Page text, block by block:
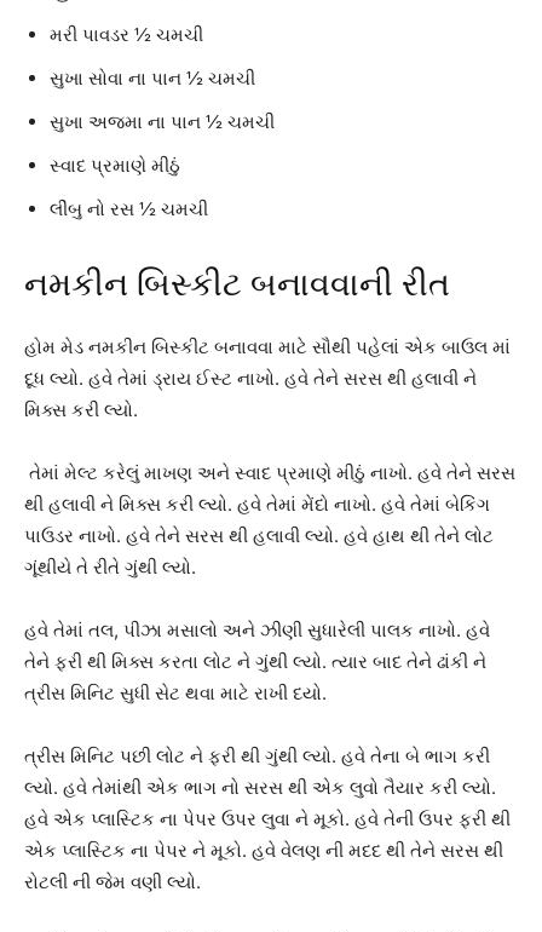
મરી પાવડર ½ ચમચી
સુખા સોવા ના પાન ½ ચમચી
સુખા અજમા ના પાન ½ ચમચી
સ્વાદ પ્રમાણે મીઠું
લીંબુ નો રસ ½ ચમચી
નમકીન બિસ્કીટ બનાવવાની રીત
હોમ મેડ નમકીન બિસ્કીટ બનાવવા માટે સૌથી પહેલાં એક બાઉલ માં
દૂધ લ્યો. હવે તેમાં ડ્રાય ઈસ્ટ નાખો. હવે તેને સરસ થી હલાવી ને
મિક્સ કરી લ્યો.
તેમાં મેલ્ટ કરેલું માખણ અને સ્વાદ પ્રમાણે મીઠું નાખો. હવે તેને સરસ
થી હલાવી ને મિક્સ કરી લ્યો. હવે તેમાં મેંદો નાખો. હવે તેમાં બેકિંગ
પાઉડર નાખો. હવે તેને સરસ થી હલાવી લ્યો. હવે હાથ થી તેને લોટ
ગૂંથીયે તે રીતે ગુંથી લ્યો.
હવે તેમાં તલ, પીઝા મસાલો અને ઝીણી સુધારેલી પાલક નાખો. હવે
તેને ફરી થી મિક્સ કરતા લોટ ને ગુંથી લ્યો. ત્યાર બાદ તેને ઢાંકી ને
ત્રીસ મિનિટ સુધી સેટ થવા માટે રાખી દયો.
ત્રીસ મિનિટ પછી લોટ ને ફરી થી ગુંથી લ્યો. હવે તેના બે ભાગ કરી
લ્યો. હવે તેમાંથી એક ભાગ નો સરસ થી એક લુવો તૈયાર કરી લ્યો.
હવે એક પ્લાસ્ટિક ના પેપર ઉપર લુવા ને મૂકો. હવે તેની ઉપર ફરી થી
એક પ્લાસ્ટિક ના પેપર ને મૂકો. હવે વેલણ ની મદદ થી તેને સરસ થી
રોટલી ની જેમ વણી લ્યો.